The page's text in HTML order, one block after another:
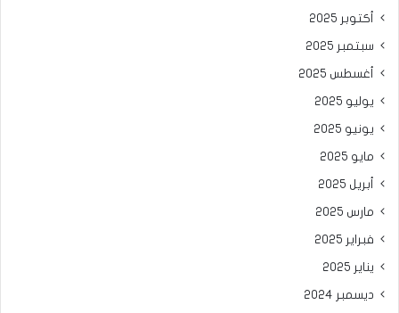
أكتوبر 2025
سبتمبر 2025
أغسطس 2025
يوليو 2025
يونيو 2025
مايو 2025
أبريل 2025
مارس 2025
فبراير 2025
يناير 2025
ديسمبر 2024